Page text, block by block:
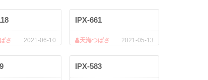
2021-06-10
さ
IPX-661
2021-05-13
天海つばさ
IPX-583